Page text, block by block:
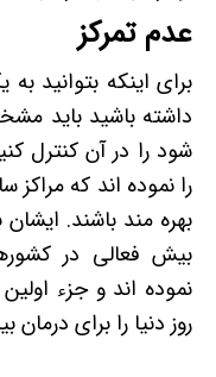
عدم تمرکز
برای اینکه بتوانید
داشته باشید باید
شود را در آن کنترل
را نموده اند که مراکز
بهره مند باشند. ایشان
بیش فعالی در
نموده اند و جزء
روز دنیا را برای درمان